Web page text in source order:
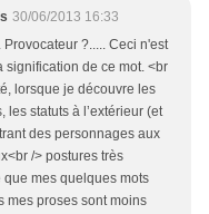
30/06/2013 16:33
?..... Ceci n'est
de ce mot. <br
lorsque je découvre les
les statuts à l’extérieur (et
des personnages aux
/> postures très
mes quelques mots
mes proses sont moins